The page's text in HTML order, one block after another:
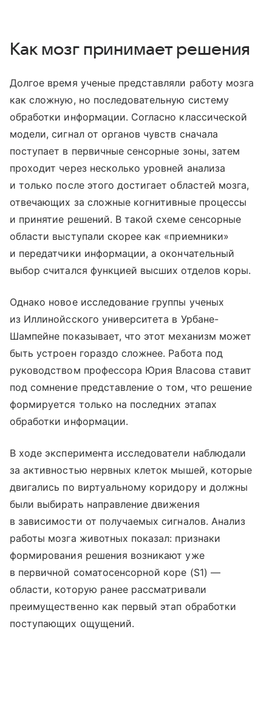
Как мозг принимает решения
Долгое время ученые представляли работу мозга
как сложную, но последовательную систему
обработки информации. Согласно классической
модели, сигнал от органов чувств сначала
поступает в первичные сенсорные зоны, затем
проходит через несколько уровней анализа
и только после этого достигает областей мозга,
отвечающих за сложные когнитивные процессы
и принятие решений. В такой схеме сенсорные
области выступали скорее как «приемники»
и передатчики информации, а окончательный
выбор считался функцией высших отделов коры.
Однако новое исследование группы ученых
из Иллинойсского университета в Урбане-
Шампейне показывает, что этот механизм может
быть устроен гораздо сложнее. Работа под
руководством профессора Юрия Власова ставит
под сомнение представление о том, что решение
формируется только на последних этапах
обработки информации.
В ходе эксперимента исследователи наблюдали
за активностью нервных клеток мышей, которые
двигались по виртуальному коридору и должны
были выбирать направление движения
в зависимости от получаемых сигналов. Анализ
работы мозга животных показал: признаки
формирования решения возникают уже
в первичной соматосенсорной коре (S1) —
области, которую ранее рассматривали
преимущественно как первый этап обработки
поступающих ощущений.